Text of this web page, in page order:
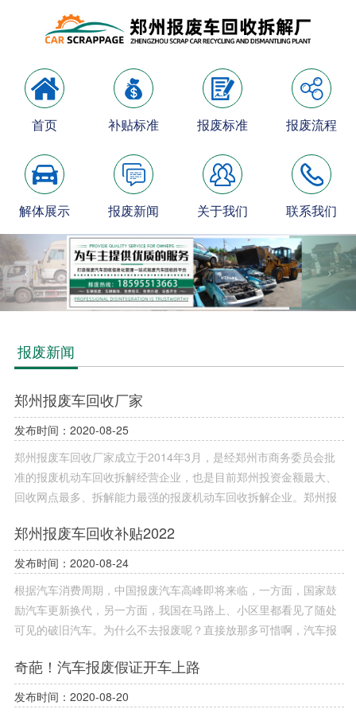
首页 补贴标准 报废标准 报废流程
解体展示 报废新闻 关于我们 联系我们
报废新闻
郑州报废车回收厂家
发布时间：2020-08-25
郑州报废车回收厂家成立于2014年3月，是经郑州市商务委员会批
准的报废机动车回收拆解经营企业，也是目前郑州投资金额最大、
回收网点最多、拆解能力最强的报废机动车回收拆解企业。郑州报
市各企事业单位及个人报废汽车，同时提供郑州市范围之内免费上
门拖车，并在10个工作日内办理完成报废车相关手续。同时郑州报
废车回收厂家本着“客户第一，诚信至上”的原则，与多家企业建立
了长期的合作关系，让办理车辆报废的车主真正体验到省心、安
心、放心的郑州报废车服务。
郑州报废车回收补贴2022
发布时间：2020-08-24
根据汽车消费周期，中国报废汽车高峰即将来临，一方面，国家鼓
励汽车更新换代，另一方面，我国在马路上、小区里都看见了随处
可见的破旧汽车。为什么不去报废呢？直接放那多可惜啊，汽车报
收补贴2022.
奇葩！汽车报废假证开车上路
发布时间：2020-08-20